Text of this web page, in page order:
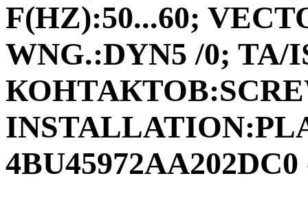
F(HZ):50...60;
WNG.:DYN5 /0;